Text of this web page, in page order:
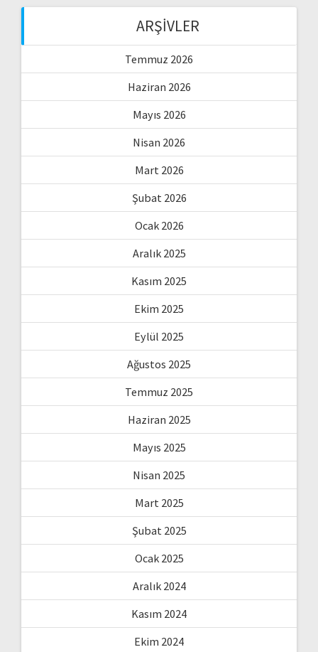
ARŞIVLER
Temmuz 2026
Haziran 2026
Mayıs 2026
Nisan 2026
Mart 2026
Şubat 2026
Ocak 2026
Aralık 2025
Kasım 2025
Ekim 2025
Eylül 2025
Ağustos 2025
Temmuz 2025
Haziran 2025
Mayıs 2025
Nisan 2025
Mart 2025
Şubat 2025
Ocak 2025
Aralık 2024
Kasım 2024
Ekim 2024